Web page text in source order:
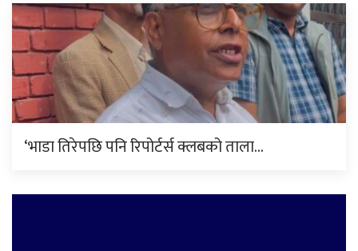
‘भाडा तिरेपछि पनि रिपोर्टर्स क्लबको ताला…